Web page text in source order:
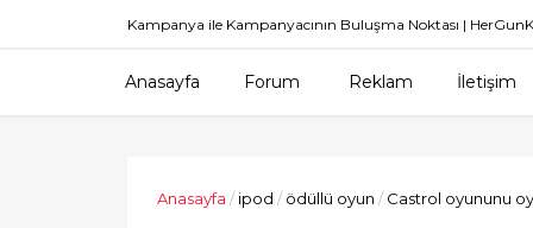
Kampanya ile Kampanyacının Buluşma Noktası |
Anasayfa Forum Reklam İletişim
Anasayfa / ipod / ödüllü oyun / Castrol oyununu